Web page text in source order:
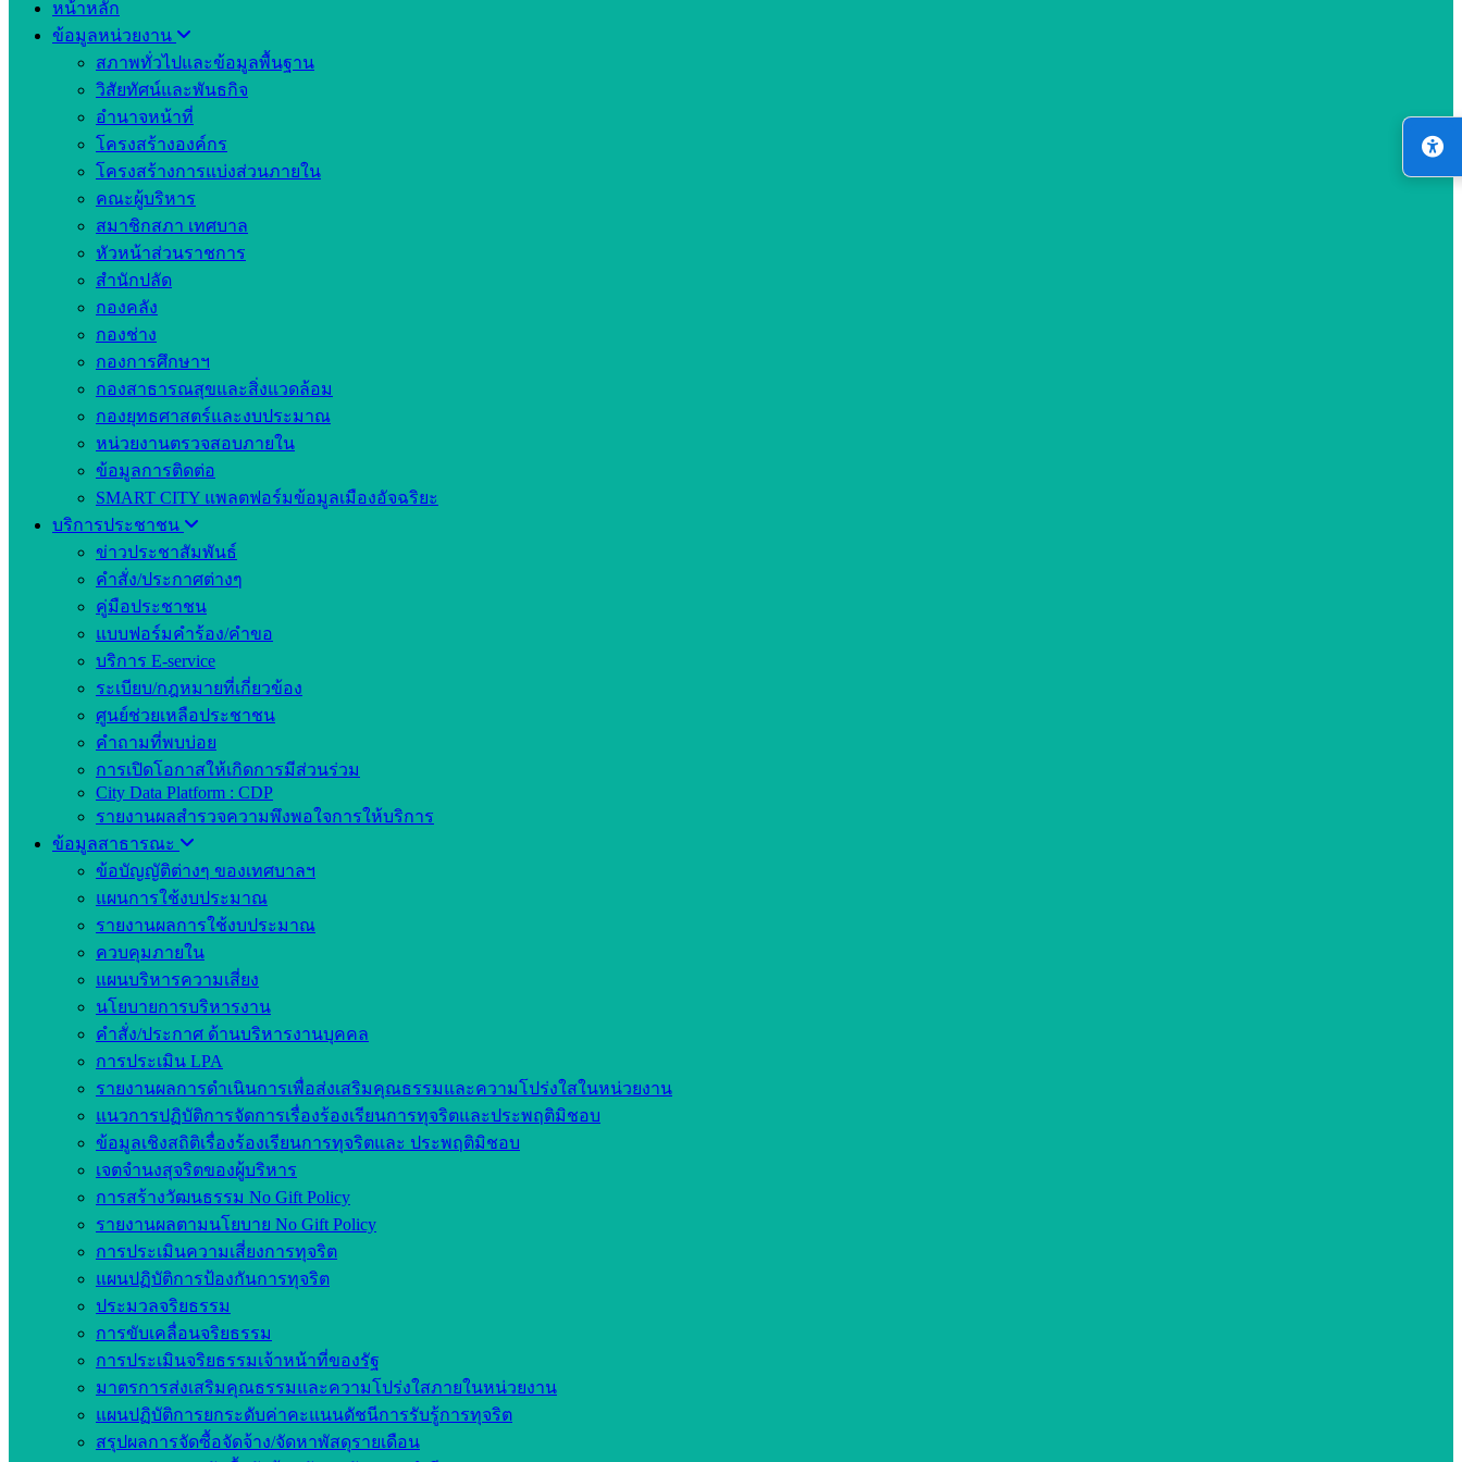
หน้าหลัก
ข้อมูลหน่วยงาน
สภาพทั่วไปและข้อมูลพื้นฐาน
วิสัยทัศน์และพันธกิจ
อำนาจหน้าที่
โครงสร้างองค์กร
โครงสร้างการแบ่งส่วนภายใน
คณะผู้บริหาร
สมาชิกสภา เทศบาล
หัวหน้าส่วนราชการ
สำนักปลัด
กองคลัง
กองช่าง
กองการศึกษาฯ
กองสาธารณสุขและสิ่งแวดล้อม
กองยุทธศาสตร์และงบประมาณ
หน่วยงานตรวจสอบภายใน
ข้อมูลการติดต่อ
SMART CITY แพลตฟอร์มข้อมูลเมืองอัจฉริยะ
บริการประชาชน
ข่าวประชาสัมพันธ์
คำสั่ง/ประกาศต่างๆ
คู่มือประชาชน
แบบฟอร์มคำร้อง/คำขอ
บริการ E-service
ระเบียบ/กฎหมายที่เกี่ยวข้อง
ศูนย์ช่วยเหลือประชาชน
คำถามที่พบบ่อย
การเปิดโอกาสให้เกิดการมีส่วนร่วม
City Data Platform : CDP
รายงานผลสำรวจความพึงพอใจการให้บริการ
ข้อมูลสาธารณะ
ข้อบัญญัติต่างๆ ของเทศบาลฯ
แผนการใช้งบประมาณ
รายงานผลการใช้งบประมาณ
ควบคุมภายใน
แผนบริหารความเสี่ยง
นโยบายการบริหารงาน
คำสั่ง/ประกาศ ด้านบริหารงานบุคคล
การประเมิน LPA
รายงานผลการดำเนินการเพื่อส่งเสริมคุณธรรมและความโปร่งใสในหน่วยงาน
แนวการปฏิบัติการจัดการเรื่องร้องเรียนการทุจริตและประพฤติมิชอบ
ข้อมูลเชิงสถิติเรื่องร้องเรียนการทุจริตและ ประพฤติมิชอบ
เจตจำนงสุจริตของผู้บริหาร
การสร้างวัฒนธรรม No Gift Policy
รายงานผลตามนโยบาย No Gift Policy
การประเมินความเสี่ยงการทุจริต
แผนปฏิบัติการป้องกันการทุจริต
ประมวลจริยธรรม
การขับเคลื่อนจริยธรรม
การประเมินจริยธรรมเจ้าหน้าที่ของรัฐ
มาตรการส่งเสริมคุณธรรมและความโปร่งใสภายในหน่วยงาน
แผนปฏิบัติการยกระดับค่าคะแนนดัชนีการรับรู้การทุจริต
สรุปผลการจัดซื้อจัดจ้าง/จัดหาพัสดุรายเดือน